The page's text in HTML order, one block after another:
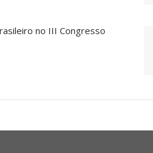
no III Congresso